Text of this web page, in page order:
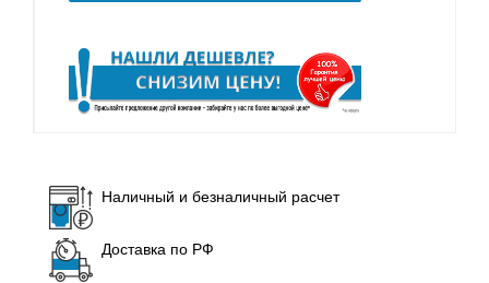
Наличный и безналичный расчет
Доставка по РФ